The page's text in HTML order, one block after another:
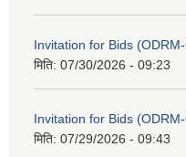
Invitation for Bids
मिति: 07/30/2026 - 09:23
Invitation for Bids
मिति: 07/29/2026 - 09:43